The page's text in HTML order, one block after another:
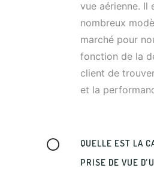
vue aérienne. Il
nombreux
marché pour
fonction de la
client de
et la
QUELLE EST LA
PRISE DE VUE